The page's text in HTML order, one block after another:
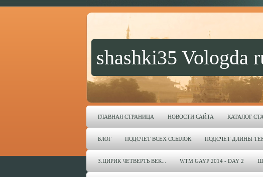
shashki35 Vologda
ГЛАВНАЯ СТРАНИЦА НОВОСТИ САЙТА КАТАЛОГ
БЛОГ ПОДСЧЕТ ВСЕХ ССЫЛОК ПОДСЧЕТ ДЛИНЫ
З.ЦИРИК ЧЕТВЕРТЬ ВЕК... WTM GAYP 2014 - DAY 2